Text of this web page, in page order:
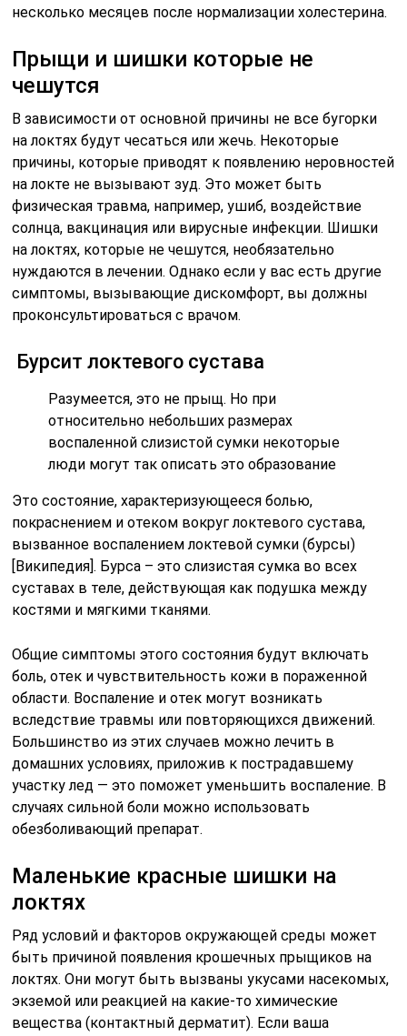
несколько месяцев после нормализации холестерина.
Прыщи и шишки которые не
чешутся
В зависимости от основной причины не все бугорки
на локтях будут чесаться или жечь. Некоторые
причины, которые приводят к появлению неровностей
на локте не вызывают зуд. Это может быть
физическая травма, например, ушиб, воздействие
солнца, вакцинация или вирусные инфекции. Шишки
на локтях, которые не чешутся, необязательно
нуждаются в лечении. Однако если у вас есть другие
симптомы, вызывающие дискомфорт, вы должны
проконсультироваться с врачом.
Бурсит локтевого сустава
Разумеется, это не прыщ. Но при
относительно небольших размерах
воспаленной слизистой сумки некоторые
люди могут так описать это образование
Это состояние, характеризующееся болью,
покраснением и отеком вокруг локтевого сустава,
вызванное воспалением локтевой сумки (бурсы)
[Википедия]. Бурса – это слизистая сумка во всех
суставах в теле, действующая как подушка между
костями и мягкими тканями.
Общие симптомы этого состояния будут включать
боль, отек и чувствительность кожи в пораженной
области. Воспаление и отек могут возникать
вследствие травмы или повторяющихся движений.
Большинство из этих случаев можно лечить в
домашних условиях, приложив к пострадавшему
участку лед — это поможет уменьшить воспаление. В
случаях сильной боли можно использовать
обезболивающий препарат.
Маленькие красные шишки на
локтях
Ряд условий и факторов окружающей среды может
быть причиной появления крошечных прыщиков на
локтях. Они могут быть вызваны укусами насекомых,
экземой или реакцией на какие-то химические
вещества (контактный дерматит). Если ваша